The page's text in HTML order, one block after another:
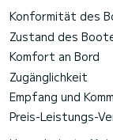
Konformität des
Zustand des
Komfort an Bord
Zugänglichkeit
Empfang und
Preis-Leistungs-